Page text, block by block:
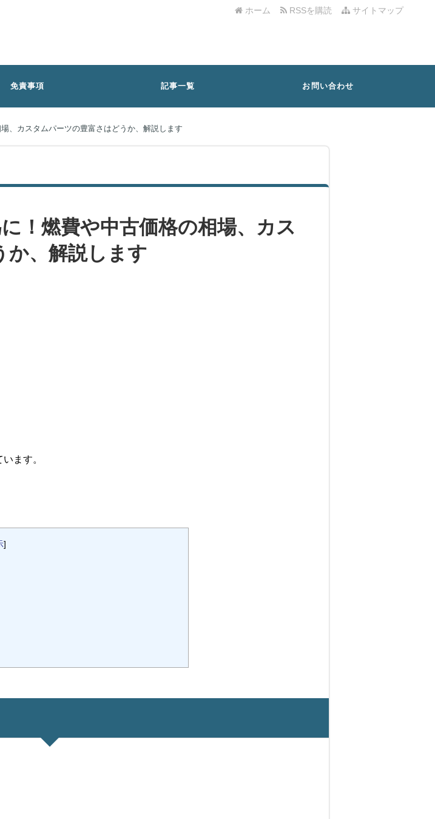
サイトマップ
RSSを購読
ホーム
免責事項 記事一覧 お問い合わせ
、カスタムパーツの豊富さはどうか、解説します
！燃費や中古価格の相場、カス
か、解説します
ます。
]